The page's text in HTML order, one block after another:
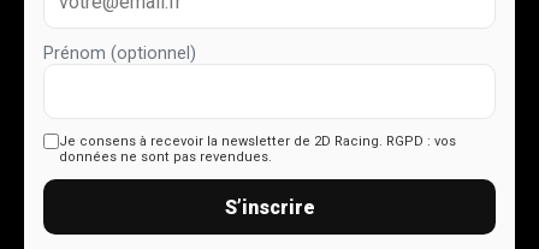
Prénom (optionnel)
Je consens à recevoir la newsletter de 2D Racing. RGPD : vos
données ne sont pas revendues.
S’inscrire